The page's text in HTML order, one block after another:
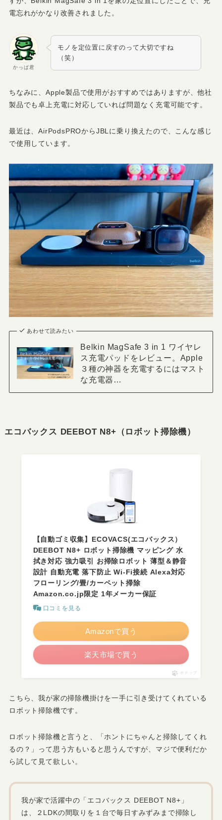
電忘れがかなり改善されました。
かっぱ君
モノを定位置に戻すのって大切ですね
（笑）
ちなみに、Apple製品で使用がおすすめではありますが、他社
製品でも卓上充電に対応していれば問題なく充電可能です。
最近は、AirPodsPROからJBLに乗り換えたので、こんな感じ
で使用しています。
あわせて読みたい
Belkin MagSafe 3 in 1 ワイヤレ
ス充電パッドをレビュー。Apple
３種の神器を充電するにはマスト
な充電器…
エコバックス DEEBOT N8+（ロボット掃除機）
【自動ゴミ収集】ECOVACS(エコバックス）
DEEBOT N8+ ロボット掃除機 マッピング 水
拭き対応 強力吸引 お掃除ロボット 薄型＆静音
設計 自動充電 落下防止 Wi-Fi接続 Alexa対応
フローリング/畳/カーペット掃除
Amazon.co.jp限定 1年メーカー保証
口コミを見る
Amazonで買う
楽天市場で買う
ポチップ
こちら、我が家の掃除機掛けを一手に引き受けてくれている
ロボット掃除機です。
ロボット掃除機と言うと、「ホントにちゃんと掃除してくれ
るの？」って思う方もいると思うんですが、マジで便利だか
ら試して見て欲しい。
我が家で活躍中の「エコバックス DEEBOT N8+」
は、２LDKの間取りを１台で毎日すみずみまで掃除し